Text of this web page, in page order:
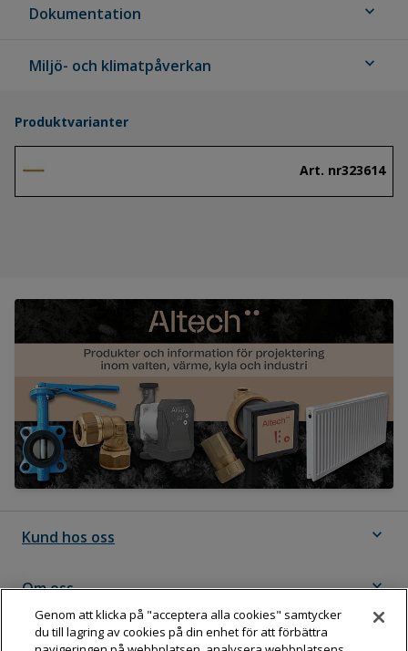
Dokumentation expand_more
Miljö- och klimatpåverkan expand_more
Produktvarianter
Art. nr323614
Kund hos oss expand_more
Om oss expand_more
Följ Dahl
Genom att klicka på "acceptera alla cookies" samtycker
du till lagring av cookies på din enhet för att förbättra